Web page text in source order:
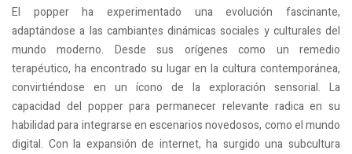
El popper ha experimentado una evolución fascinante,
adaptándose a las cambiantes dinámicas sociales y culturales del
mundo moderno. Desde sus orígenes como un remedio
terapéutico, ha encontrado su lugar en la cultura contemporánea,
convirtiéndose en un ícono de la exploración sensorial. La
capacidad del popper para permanecer relevante radica en su
habilidad para integrarse en escenarios novedosos, como el mundo
digital. Con la expansión de internet, ha surgido una subcultura